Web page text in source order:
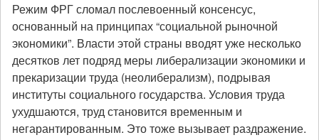
Режим ФРГ сломал послевоенный консенсус,
основанный на принципах “социальной рыночной
экономики”. Власти этой страны вводят уже несколько
десятков лет подряд меры либерализации экономики и
прекаризации труда (неолиберализм), подрывая
институты социального государства. Условия труда
ухудшаются, труд становится временным и
негарантированным. Это тоже вызывает раздражение.